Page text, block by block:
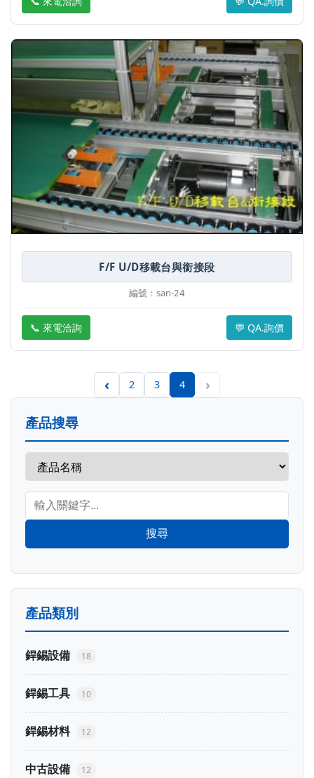
產品搜尋
搜尋
產品類別
銲錫設備 18
銲錫工具 10
銲錫材料 12
中古設備 12
F/F U/D移載台與銜接段
編號：san-24
📞 來電洽詢 💬 QA.詢價
‹ 2 3 4 ›